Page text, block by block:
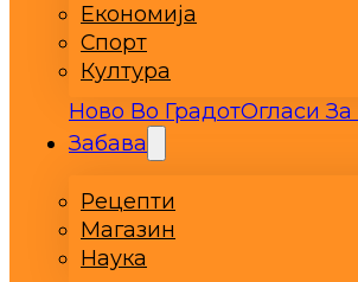
Економија
Спорт
Култура
Ново Во ГрадотОгласи За
Забава
Рецепти
Магазин
Наука